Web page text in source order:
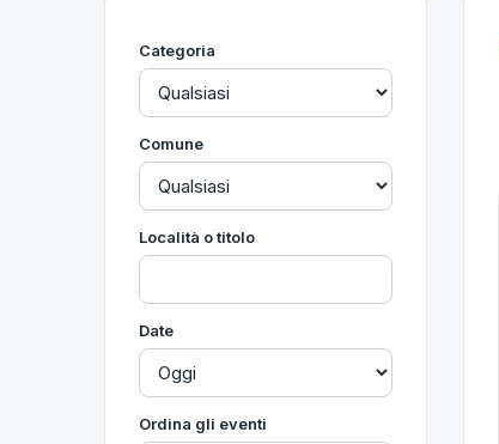
Categoria
Comune
Località o titolo
Date
Ordina gli eventi